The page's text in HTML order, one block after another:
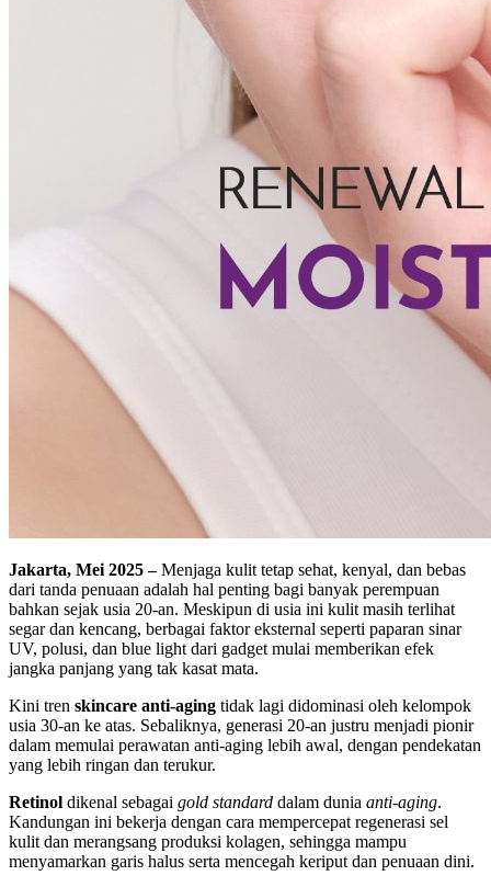
Jakarta, Mei 2025 –Menjaga kulit tetap sehat, kenyal, dan bebas
dari tanda penuaan adalah hal penting bagi banyak perempuan
bahkan sejak usia 20-an. Meskipun di usia ini kulit masih terlihat
segar dan kencang, berbagai faktor eksternal seperti paparan sinar
UV, polusi, dan blue light dari gadget mulai memberikan efek
jangka panjang yang tak kasat mata.
Kini tren skincare anti-aging tidak lagi didominasi oleh kelompok
usia 30-an ke atas. Sebaliknya, generasi 20-an justru menjadi pionir
dalam memulai perawatan anti-aging lebih awal, dengan pendekatan
yang lebih ringan dan terukur.
Retinol dikenal sebagai gold standard dalam dunia anti-aging.
Kandungan ini bekerja dengan cara mempercepat regenerasi sel
kulit dan merangsang produksi kolagen, sehingga mampu
menyamarkan garis halus serta mencegah keriput dan penuaan dini.